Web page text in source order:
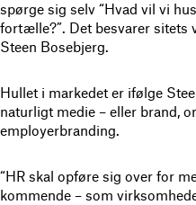
spørge sig selv “Hvad vil vi
fortælle?”. Det besvarer sitets
Steen Bosebjerg.
Hullet i markedet er ifølge
naturligt medie – eller brand,
employerbranding.
“HR skal opføre sig over for
kommende – som